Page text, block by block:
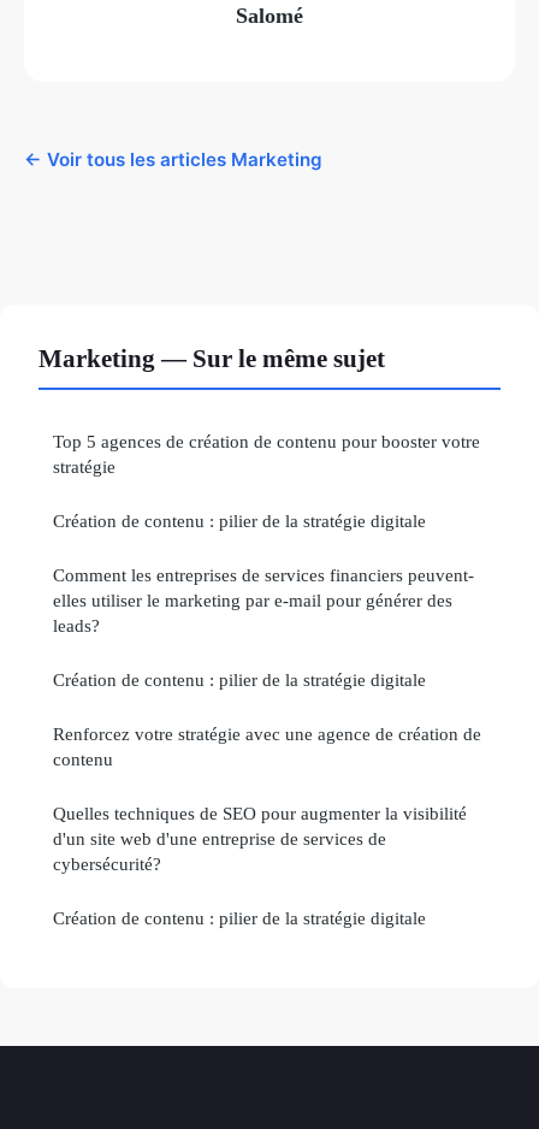
Salomé
← Voir tous les articles Marketing
Marketing — Sur le même sujet
Top 5 agences de création de contenu pour booster votre
stratégie
Création de contenu : pilier de la stratégie digitale
Comment les entreprises de services financiers peuvent-
elles utiliser le marketing par e-mail pour générer des
leads?
Création de contenu : pilier de la stratégie digitale
Renforcez votre stratégie avec une agence de création de
contenu
Quelles techniques de SEO pour augmenter la visibilité
d'un site web d'une entreprise de services de
cybersécurité?
Création de contenu : pilier de la stratégie digitale